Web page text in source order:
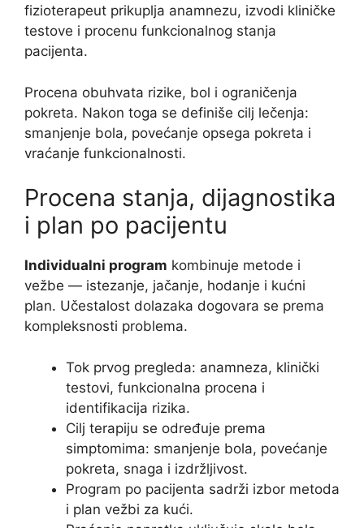
fizioterapeut prikuplja anamnezu, izvodi kliničke
testove i procenu funkcionalnog stanja
pacijenta.
Procena obuhvata rizike, bol i ograničenja
pokreta. Nakon toga se definiše cilj lečenja:
smanjenje bola, povećanje opsega pokreta i
vraćanje funkcionalnosti.
Procena stanja, dijagnostika
i plan po pacijentu
Individualni program kombinuje metode i
vežbe — istezanje, jačanje, hodanje i kućni
plan. Učestalost dolazaka dogovara se prema
kompleksnosti problema.
Tok prvog pregleda: anamneza, klinički
testovi, funkcionalna procena i
identifikacija rizika.
Cilj terapiju se određuje prema
simptomima: smanjenje bola, povećanje
pokreta, snaga i izdržljivost.
Program po pacijenta sadrži izbor metoda
i plan vežbi za kući.